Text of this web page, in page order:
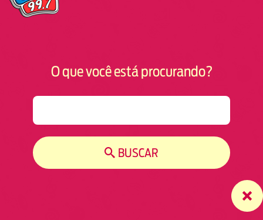
O que você está procurando?
BUSCAR